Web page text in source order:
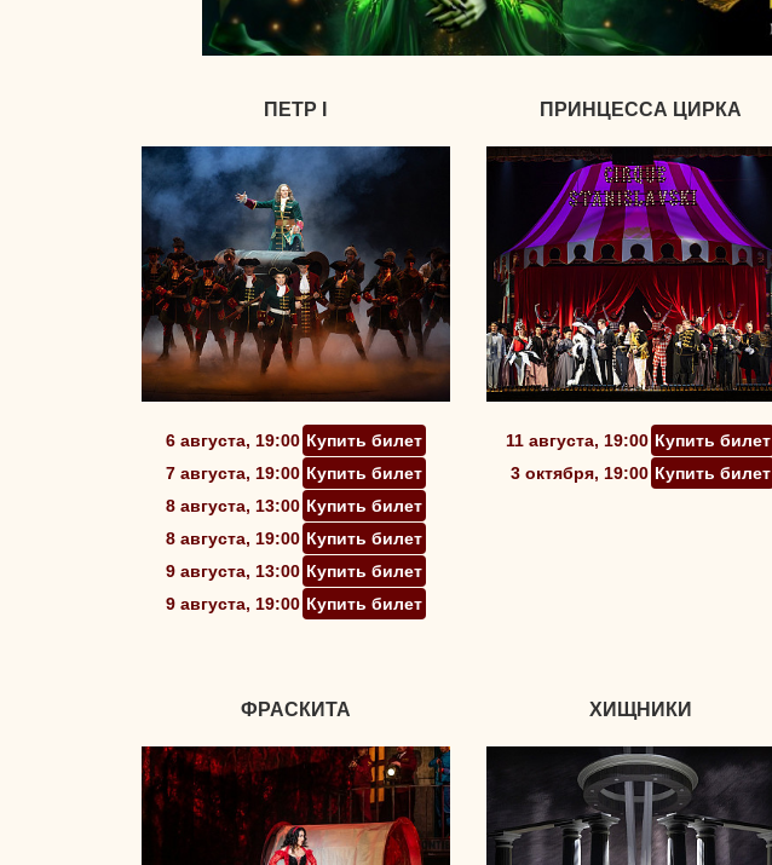
ПЕТР I
6 августа, 19:00 Купить билет
7 августа, 19:00 Купить билет
8 августа, 13:00 Купить билет
8 августа, 19:00 Купить билет
9 августа, 13:00 Купить билет
9 августа, 19:00 Купить билет
ПРИНЦЕССА ЦИРКА
11 августа, 19:00 Купить билет
3 октября, 19:00 Купить билет
ФРАСКИТА ХИЩНИКИ